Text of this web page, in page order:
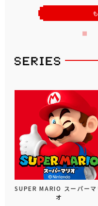
SUPER MARIO スーパーマ
オ